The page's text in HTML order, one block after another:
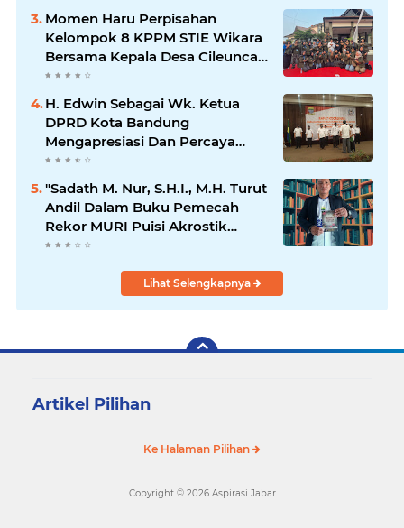
Momen Haru Perpisahan
Kelompok 8 KPPM STIE Wikara
Bersama Kepala Desa Cileunca
di Kecamatan Bojong
H. Edwin Sebagai Wk. Ketua
DPRD Kota Bandung
Mengapresiasi Dan Percaya
Penuh Kepada Kepemimpinan
Lpm Kota Bandung Periode
2021-2026
"Sadath M. Nur, S.H.I., M.H. Turut
Andil Dalam Buku Pemecah
Rekor MURI Puisi Akrostik
Terbanyak
Lihat Selengkapnya
Artikel Pilihan
Ke Halaman Pilihan
Copyright © 2026 Aspirasi Jabar